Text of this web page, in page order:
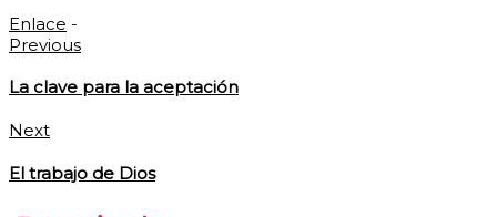
Enlace -
Previous
La clave para la aceptación
Next
El trabajo de Dios